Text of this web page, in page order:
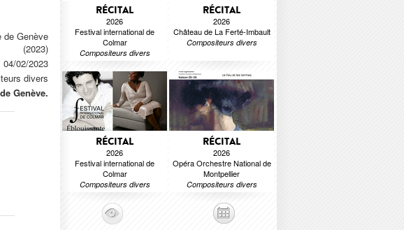
de Genève
(2023)
04/02/2023
divers
Genève.
RÉCITAL
2026
Festival international de
Colmar
Compositeurs divers
RÉCITAL
2026
Château de La Ferté-Imbault
Compositeurs divers
RÉCITAL
2026
Festival international de
Colmar
Compositeurs divers
RÉCITAL
2026
Opéra Orchestre National de
Montpellier
Compositeurs divers